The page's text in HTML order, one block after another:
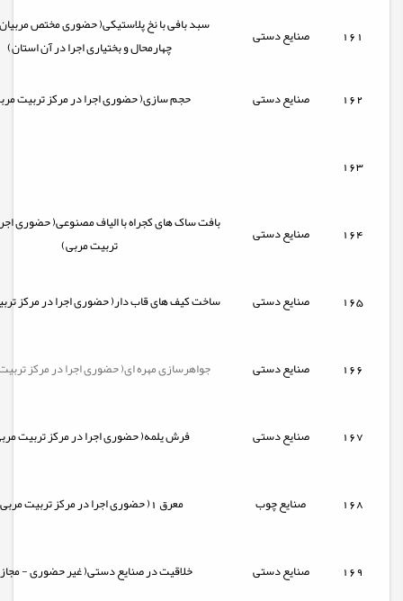
161 صنایع دستی
سبد بافی با نخ پلاستیکی( حضوری مختص
چهارمحال و بختیاری اجرا در آن استان)
162 صنایع دستی حجم سازی( حضوری اجرا در مرکز تربیت
163
164 صنایع دستی
بافت ساک های کجراه با الیاف مصنوعی( حضوری
تربیت مربی)
165 صنایع دستی ساخت کیف های قاب دار( حضوری اجرا در مرکز
166 صنایع دستی جواهرسازی مهره ای( حضوری اجرا در مرکز
167 صنایع دستی فرش یلمه( حضوری اجرا در مرکز تربیت
168 صنایع چوب معرق 1( حضوری اجرا در مرکز تربیت مربی)
169 صنایع دستی خلاقیت در صنایع دستی( غیر حضوری -